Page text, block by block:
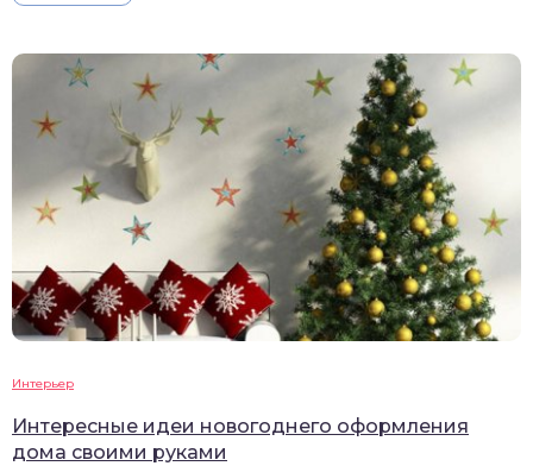
Интерьер
Интересные идеи новогоднего оформления
дома своими руками